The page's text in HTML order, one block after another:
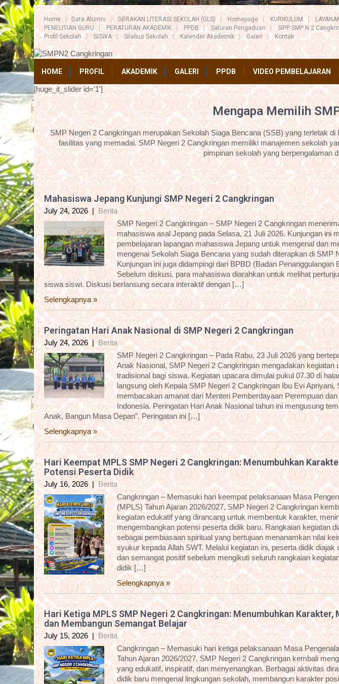
Home Data Alumni GERAKAN LITERASI SEKOLAH (GLS) Homepage KURIKULUM
PENELITIAN GURU
PERATURAN AKADEMIK PPDB Saluran Pengaduan SIPP SMP N 2
Profil Sekolah
SISWA Silabus Sekolah Kalender Akademik Galeri Kontak
HOME PROFIL AKADEMIK GALERI PPDB VIDEO PEMBELAJARAN
[huge_it_slider id='1']
Mengapa Memilih
SMP Negeri 2 Cangkringan merupakan Sekolah Siaga Bencana (SSB) yang terletak
fasilitas yang memadai. SMP Negeri 2 Cangkringan memiliki manajemen sekolah
pimpinan sekolah yang berpengalaman
Mahasiswa Jepang Kunjungi SMP Negeri 2 Cangkringan
July 24, 2026 | Berita
SMP Negeri 2 Cangkringan – SMP Negeri 2 Cangkringan
mahasiswa asal Jepang pada Selasa, 21 Juli 2026. Kunjungan ini
pembelajaran lapangan mahasiswa Jepang untuk mengenal dan
mengenai Sekolah Siaga Bencana yang sudah diterapkan di SMP
Kunjungan ini juga didampingi dari BPBD (Badan Penanggulangan
Sebelum diskusi, para mahasiswa diarahkan untuk melihat
siswa siswi. Diskusi berlansung secara interaktif dengan […]
Selengkapnya »
Peringatan Hari Anak Nasional di SMP Negeri 2 Cangkringan
July 24, 2026 |Berita
SMP Negeri 2 Cangkringan – Pada Rabu, 23 Juli 2026 yang
Anak Nasional, SMP Negeri 2 Cangkringan mengadakan kegiatan
tradisional bagi siswa. Kegiatan upacara dimulai pukul 07.30 di
langsung oleh Kepala SMP Negeri 2 Cangkringan Ibu Evi Apriyani,
membacakan amanat dari Menteri Pemberdayaan Perempuan
Indonesia. Peringatan Hari Anak Nasional tahun ini mengusung
Anak, Bangun Masa Depan”. Peringatan ini […]
Selengkapnya »
Hari Keempat MPLS SMP Negeri 2 Cangkringan: Menumbuhkan
Potensi Peserta Didik
July 16, 2026 |Berita
Cangkringan – Memasuki hari keempat pelaksanaan Masa
(MPLS) Tahun Ajaran 2026/2027, SMP Negeri 2 Cangkringan
kegiatan edukatif yang dirancang untuk membentuk karakter,
mengembangkan potensi peserta didik baru. Rangkaian kegiatan
sebagai pembiasaan spiritual yang bertujuan menanamkan nilai
syukur kepada Allah SWT. Melalui kegiatan ini, peserta didik diajak
dan semangat positif sebelum mengikuti seluruh rangkaian
didik […]
Selengkapnya »
Hari Ketiga MPLS SMP Negeri 2 Cangkringan: Menumbuhkan Karakter,
dan Membangun Semangat Belajar
July 15, 2026 |Berita
Cangkringan – Memasuki hari ketiga pelaksanaan Masa
Tahun Ajaran 2026/2027, SMP Negeri 2 Cangkringan kembali
yang edukatif, inspiratif, dan menyenangkan. Berbagai aktivitas
didik baru mengenal lingkungan sekolah, membangun karakter